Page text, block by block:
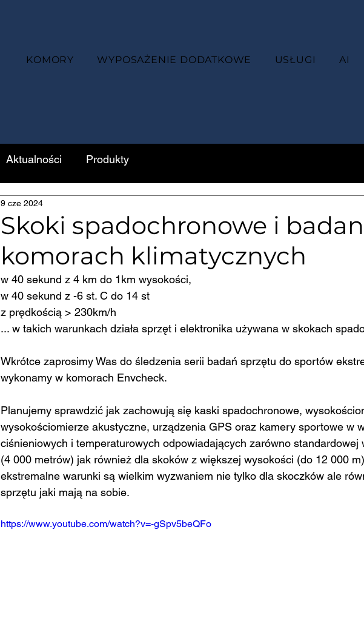
KOMORY WYPOSAŻENIE DODATKOWE USŁUGI AI
Aktualności Produkty
Skoki spadochronowe i
komorach klimatycznych
9 cze 2024
w 40 sekund z 4 km do 1km wysokości,
w 40 sekund z -6 st. C do 14 st
z prędkością > 230km/h
... w takich warunkach działa sprzęt i elektronika używana w skokach
Wkrótce zaprosimy Was do śledzenia serii badań sprzętu do sportów
wykonamy w komorach Envcheck.
Planujemy sprawdzić jak zachowują się kaski spadochronowe,
wysokościomierze akustyczne, urządzenia GPS oraz kamery sportowe w
ciśnieniowych i temperaturowych odpowiadających zarówno standardowej
(4 000 metrów) jak również dla skoków z większej wysokości (do 12 000
ekstremalne warunki są wielkim wyzwaniem nie tylko dla skoczków ale
sprzętu jaki mają na sobie.
https://www.youtube.com/watch?v=-gSpv5beQFo